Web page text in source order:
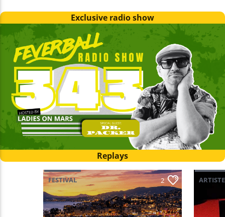
Exclusive radio show
Replays
FESTIVAL 2